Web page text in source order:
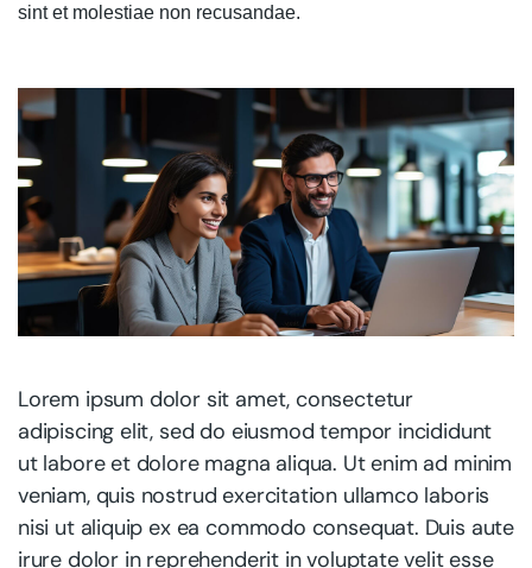
sint et molestiae non recusandae.
Lorem ipsum dolor sit amet, consectetur
adipiscing elit, sed do eiusmod tempor incididunt
ut labore et dolore magna aliqua. Ut enim ad minim
veniam, quis nostrud exercitation ullamco laboris
nisi ut aliquip ex ea commodo consequat. Duis aute
irure dolor in reprehenderit in voluptate velit esse